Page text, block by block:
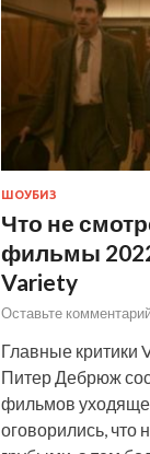
ШОУБИЗ
Что не
фильмы
Variety
Оставьте
Главные критики
Питер Дебрюж
фильмов
оговорились, что